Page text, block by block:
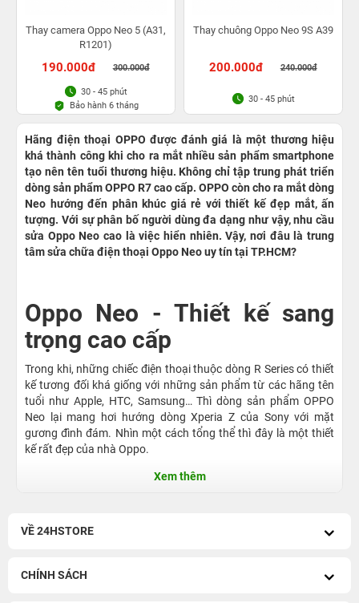
Thay camera Oppo Neo 5 (A31,
R1201)
190.000đ 300.000đ
30 - 45 phút
Bảo hành 6 tháng
Thay chuông Oppo Neo 9S A39
200.000đ 240.000đ
30 - 45 phút
Hãng điện thoại OPPO được đánh giá là một thương hiệu
khá thành công khi cho ra mắt nhiều sản phẩm smartphone
tạo nên tên tuổi thương hiệu. Không chỉ tập trung phát triển
dòng sản phẩm OPPO R7 cao cấp. OPPO còn cho ra mắt dòng
Neo hướng đến phân khúc giá rẻ với thiết kế đẹp mắt, ấn
tượng. Với sự phân bố người dùng đa dạng như vậy, nhu cầu
sửa Oppo Neo cao là việc hiển nhiên. Vậy, nơi đâu là trung
tâm sửa chữa điện thoại Oppo Neo uy tín tại TP.HCM?
Oppo Neo - Thiết kế sang
trọng cao cấp
Trong khi, những chiếc điện thoại thuộc dòng R Series có thiết
kế tương đối khá giống với những sản phẩm từ các hãng tên
tuổi như Apple, HTC, Samsung… Thì dòng sản phẩm OPPO
Neo lại mang hơi hướng dòng Xperia Z của Sony với mặt
gương đình đám. Nhìn một cách tổng thể thì đây là một thiết
kế rất đẹp của nhà Oppo.
Đặc biệt, bộ đôi Oppo Neo 7 và 5 sở hữu ngôn ngữ thiết kế gần
inch. Bao quanh màn hình máy là đường viền khá rộng, đây có
lẽ là một điểm trừ lớn nhất về thiết kế của máy. Điều này khiến
các dòng điện thoại trên thị trường hiện nay.
Xem thêm
VỀ 24HSTORE
CHÍNH SÁCH